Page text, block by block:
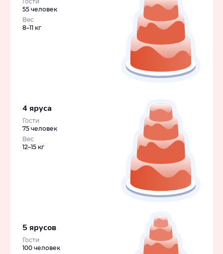
55 человек
Вес
8–11 кг
4 яруса
Гости
75 человек
Вес
12–15 кг
5 ярусов
Гости
100 человек